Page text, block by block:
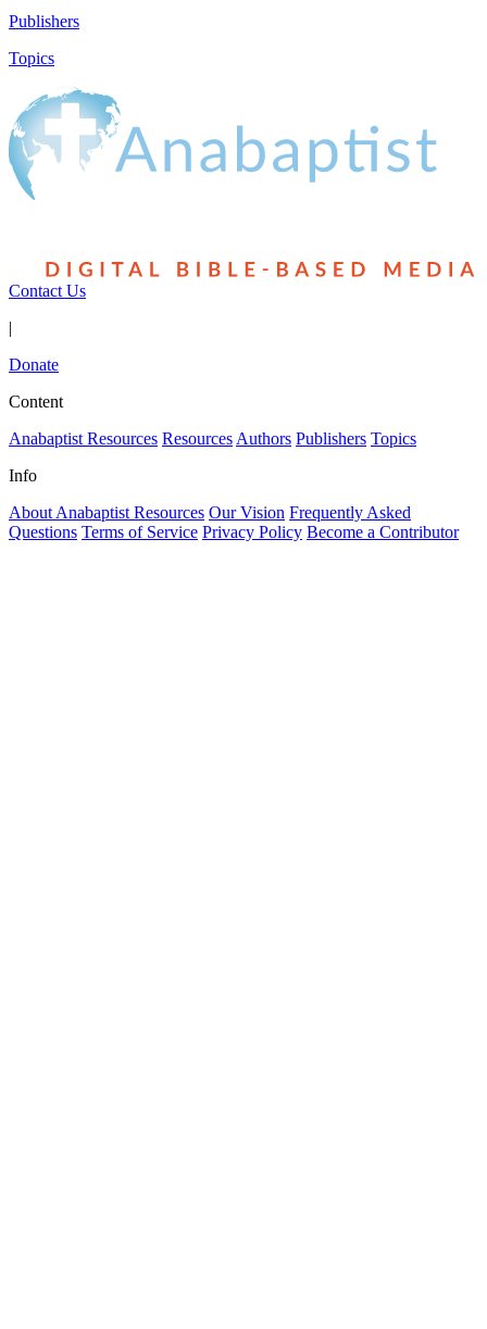
Publishers
Topics
Contact Us
|
Donate
Content
Anabaptist Resources Resources Authors Publishers Topics
Info
About Anabaptist Resources Our Vision Frequently Asked
Questions Terms of Service Privacy Policy Become a Contributor